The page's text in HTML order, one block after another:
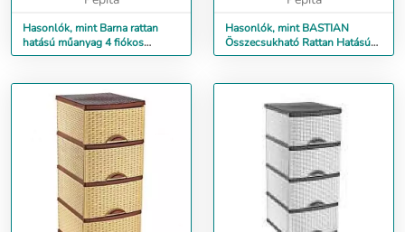
Hasonlók, mint Barna rattan
hatású műanyag 4 fiókos
szekrény, 44x37x90 cm
Hasonlók, mint BASTIAN
Összecsukható Rattan Hatású
Bárszék